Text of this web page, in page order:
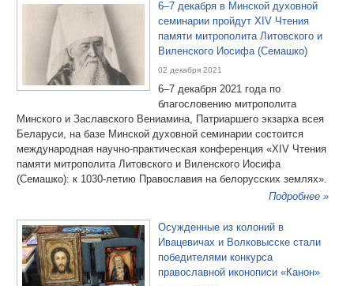
6–7 декабря в Минской духовной
семинарии пройдут XIV Чтения
памяти митрополита Литовского и
Виленского Иосифа (Семашко)
02 декабря 2021
6–7 декабря 2021 года по
благословению митрополита
Минского и Заславского Вениамина, Патриаршего экзарха всея
Беларуси, на базе Минской духовной семинарии состоится
международная научно-практическая конференция «XIV Чтения
памяти митрополита Литовского и Виленского Иосифа
(Семашко): к 1030-летию Православия на белорусских землях».
Подробнее »
Осужденные из колоний в
Ивацевичах и Волковысске стали
победителями конкурса
православной иконописи «Канон»